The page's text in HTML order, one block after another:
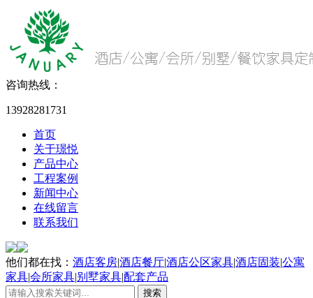
咨询热线：
13928281731
首页
关于璟悦
产品中心
工程案例
新闻中心
在线留言
联系我们
他们都在找： 酒店客房|酒店餐厅|酒店公区家具|酒店固装|公寓
家具|会所家具|别墅家具|配套产品